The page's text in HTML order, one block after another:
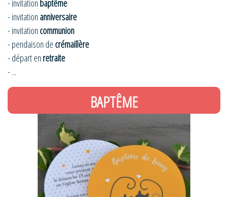
- invitation baptême
- invitation anniversaire
- invitation communion
- pendaison de crémaillère
- départ en retraite
- ...
BAPTÊME